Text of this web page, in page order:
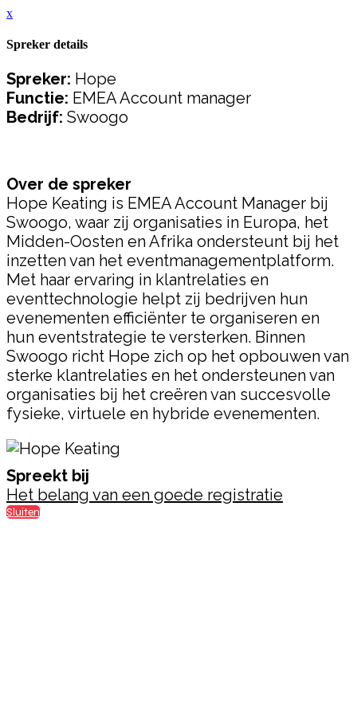
x
Spreker details
Spreker: Hope
Functie: EMEA Account manager
Bedrijf: Swoogo
Over de spreker
Hope Keating is EMEA Account Manager bij
Swoogo, waar zij organisaties in Europa, het
Midden-Oosten en Afrika ondersteunt bij het
inzetten van het eventmanagementplatform.
Met haar ervaring in klantrelaties en
eventtechnologie helpt zij bedrijven hun
evenementen efficiënter te organiseren en
hun eventstrategie te versterken. Binnen
Swoogo richt Hope zich op het opbouwen van
sterke klantrelaties en het ondersteunen van
organisaties bij het creëren van succesvolle
fysieke, virtuele en hybride evenementen.
Spreekt bij
Het belang van een goede registratie
Sluiten